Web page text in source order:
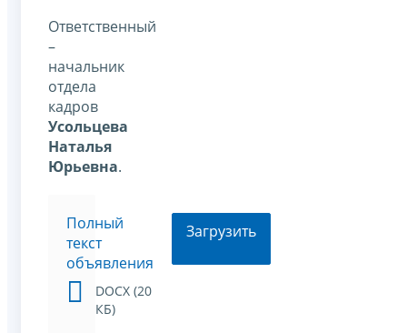
Ответственный
–
начальник
отдела
кадров
Усольцева
Наталья
Юрьевна.
Полный
текст
объявления
DOCX (20
КБ)
Загрузить